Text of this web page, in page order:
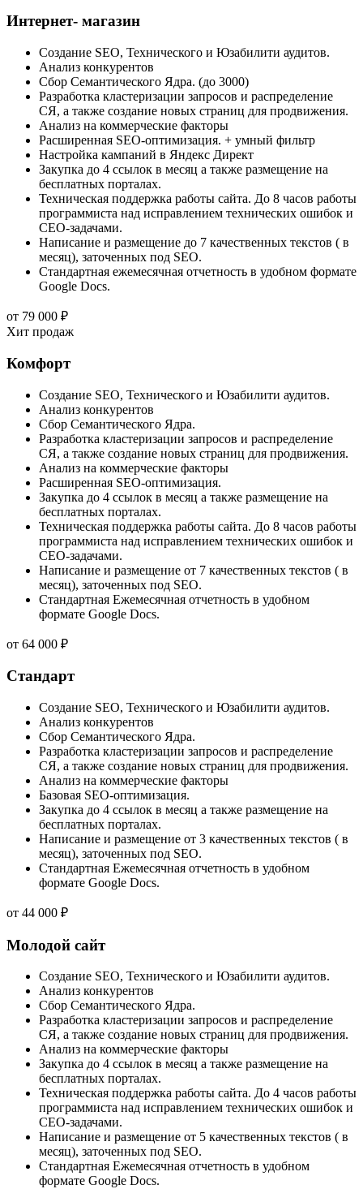
Интернет- магазин
Создание SEO, Технического и Юзабилити аудитов.
Анализ конкурентов
Сбор Семантического Ядра. (до 3000)
Разработка кластеризации запросов и распределение
СЯ, а также создание новых страниц для продвижения.
Анализ на коммерческие факторы
Расширенная SEO-оптимизация. + умный фильтр
Настройка кампаний в Яндекс Директ
Закупка до 4 ссылок в месяц а также размещение на
бесплатных порталах.
Техническая поддержка работы сайта. До 8 часов работы
программиста над исправлением технических ошибок и
СЕО-задачами.
Написание и размещение до 7 качественных текстов ( в
месяц), заточенных под SEO.
Стандартная ежемесячная отчетность в удобном формате
Google Docs.
от 79 000 ₽
Хит продаж
Комфорт
Создание SEO, Технического и Юзабилити аудитов.
Анализ конкурентов
Сбор Семантического Ядра.
Разработка кластеризации запросов и распределение
СЯ, а также создание новых страниц для продвижения.
Анализ на коммерческие факторы
Расширенная SEO-оптимизация.
Закупка до 4 ссылок в месяц а также размещение на
бесплатных порталах.
Техническая поддержка работы сайта. До 8 часов работы
программиста над исправлением технических ошибок и
СЕО-задачами.
Написание и размещение от 7 качественных текстов ( в
месяц), заточенных под SEO.
Стандартная Ежемесячная отчетность в удобном
формате Google Docs.
от 64 000 ₽
Стандарт
Создание SEO, Технического и Юзабилити аудитов.
Анализ конкурентов
Сбор Семантического Ядра.
Разработка кластеризации запросов и распределение
СЯ, а также создание новых страниц для продвижения.
Анализ на коммерческие факторы
Базовая SEO-оптимизация.
Закупка до 4 ссылок в месяц а также размещение на
бесплатных порталах.
Написание и размещение от 3 качественных текстов ( в
месяц), заточенных под SEO.
Стандартная Ежемесячная отчетность в удобном
формате Google Docs.
от 44 000 ₽
Молодой сайт
Создание SEO, Технического и Юзабилити аудитов.
Анализ конкурентов
Сбор Семантического Ядра.
Разработка кластеризации запросов и распределение
СЯ, а также создание новых страниц для продвижения.
Анализ на коммерческие факторы
Закупка до 4 ссылок в месяц а также размещение на
бесплатных порталах.
Техническая поддержка работы сайта. До 4 часов работы
программиста над исправлением технических ошибок и
СЕО-задачами.
Написание и размещение от 5 качественных текстов ( в
месяц), заточенных под SEO.
Стандартная Ежемесячная отчетность в удобном
формате Google Docs.